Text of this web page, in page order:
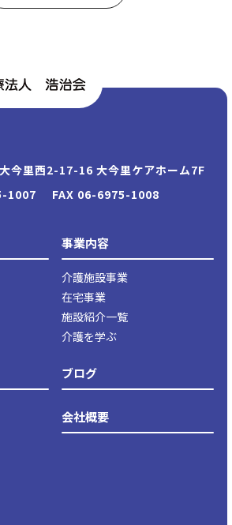
今里⻄2-17-16 大今里ケアホーム7F
1007 FAX 06-6975-1008
事業内容
介護施設事業
在宅事業
施設紹介一覧
介護を学ぶ
ブログ
会社概要